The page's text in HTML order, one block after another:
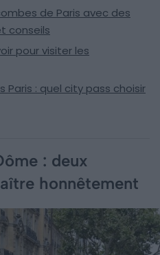
de Paris avec des
conseils
pour visiter les
: quel city pass choisir
: deux
honnêtement